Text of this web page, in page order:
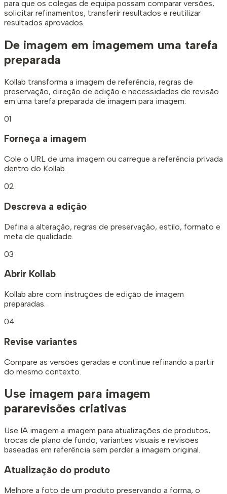
para que os colegas de equipa possam comparar versões,
solicitar refinamentos, transferir resultados e reutilizar
resultados aprovados.
De imagem em imagemem uma tarefa
preparada
Kollab transforma a imagem de referência, regras de
preservação, direção de edição e necessidades de revisão
em uma tarefa preparada de imagem para imagem.
01
Forneça a imagem
Cole o URL de uma imagem ou carregue a referência privada
dentro do Kollab.
02
Descreva a edição
Defina a alteração, regras de preservação, estilo, formato e
meta de qualidade.
03
Abrir Kollab
Kollab abre com instruções de edição de imagem
preparadas.
04
Revise variantes
Compare as versões geradas e continue refinando a partir
do mesmo contexto.
Use imagem para imagem
pararevisões criativas
Use IA imagem a imagem para atualizações de produtos,
trocas de plano de fundo, variantes visuais e revisões
baseadas em referência sem perder a imagem original.
Atualização do produto
Melhore a foto de um produto preservando a forma, o